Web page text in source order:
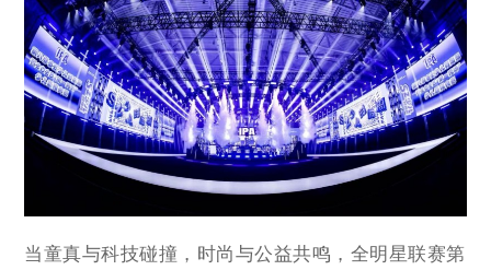
当童真与科技碰撞，时尚与公益共鸣，全明星联赛第